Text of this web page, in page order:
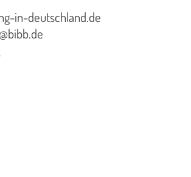
in-deutschland.de